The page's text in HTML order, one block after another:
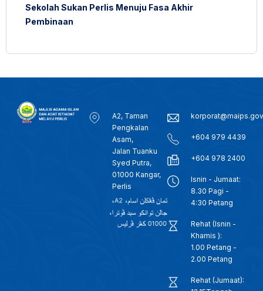
Sekolah Sukan Perlis Menuju Fasa Akhir
Pembinaan
A2, Taman
Pengkalan
Asam,
Jalan Tuanku
Syed Putra,
01000 Kangar,
Perlis
+604 979 4439
+604 978 2400
Isnin - Jumaat:
8.30 Pagi -
4:30 Petang
Rehat (Isnin -
Khamis ):
1.00 Petang -
2.00 Petang
Rehat (Jumaat):